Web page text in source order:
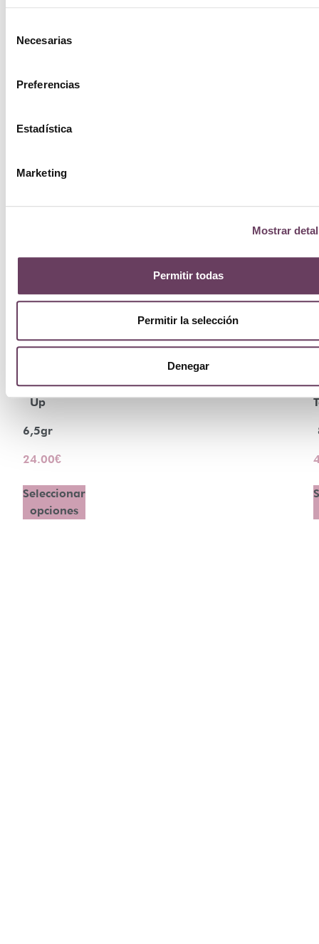
Necesarias
Preferencias
Estadística
Marketing
Mostrar
Permitir todas
Permitir la selección
Denegar
Faas
Up
6,5gr
24.00€
Seleccionar
opciones